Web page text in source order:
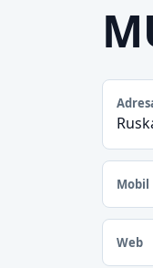
Mobil
Web